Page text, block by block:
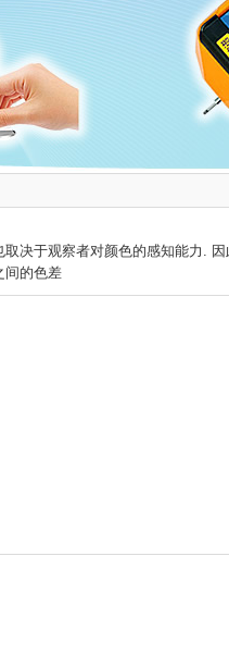
决于观察者对颜色的感知能力.
间的色差